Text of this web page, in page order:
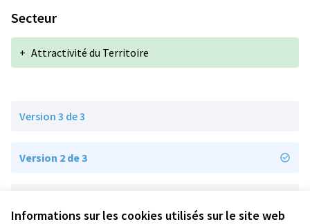
Informations sur les cookies utilisés sur le site web
Secteur
+ Attractivité du Territoire
Version 3 de 3
Version 2 de 3